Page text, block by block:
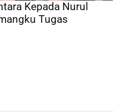
Kepada Nurul
Tugas